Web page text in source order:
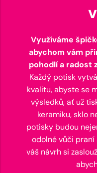
Využíváme
abychom vám
pohodlí a radost
Každý potisk
kvalitu, abyste se
výsledků, ať už
keramiku, sklo
potisky budou
odolné vůči praní
váš návrh si